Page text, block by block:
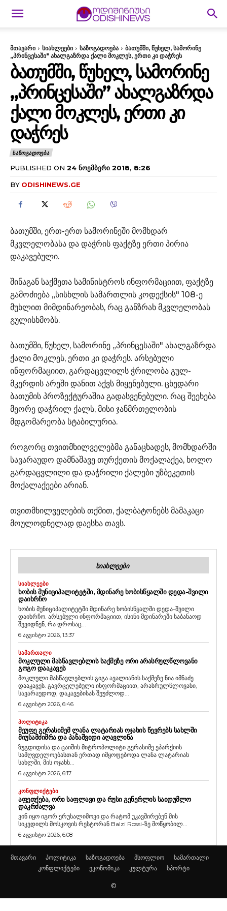
მთავარი სიახლეები საზოგადოება
ბათუმში, წუხელ, სამორინე
„პრინცესაში" ახალგაზრდა ქალი მოკლეს, ერთი კი დაჭრეს
ᲑᲐᲗᲣᲛᲨᲘ, ᲬᲣᲮᲔᲚ, ᲡᲐᲛᲝᲠᲘᲜᲔ
„ᲞᲠᲘᲜᲪᲔᲡᲐᲨᲘ” ᲐᲮᲐᲚᲒᲐᲖᲠᲓᲐ
ᲥᲐᲚᲘ ᲛᲝᲙᲚᲔᲡ, ᲔᲠᲗᲘ ᲙᲘ
ᲓᲐᲭᲠᲔᲡ
ᲡᲐᲖᲝᲒᲐᲓᲝᲔᲑᲐ
PUBLISHED ON 24 ᲜᲝᲔᲛᲑᲔᲠᲘ 2018, 8:26
BY ODISHINEWS.GE
ბათუმში, ერთ-ერთ სამორინეში მომხდარ
მკვლელობასა და დაჭრის ფაქტზე ერთი პირია
დაკავებული.
შინაგან საქმეთა სამინისტროს ინფორმაციით, ფაქტზე
გამოძიება „სისხლის სამართლის კოდექსის" 108-ე
მუხლით მიმდინარეობას, რაც განზრახ მკვლელობას
გულისხმობს.
ბათუმში, წუხელ, სამორინე „პრინცესაში" ახალგაზრდა
ქალი მოკლეს, ერთი კი დაჭრეს. არსებული
ინფორმაციით, გარდაცვლილს ჭრილობა გულ-
მკერდის არეში დანით აქვს მიყენებული. ცხედარი
ბათუმის პროზექტურაშია გადასვენებული. რაც შეეხება
მეორე დაჭრილ ქალს, მისი ჯანმრთელობის
მდგომარეობა სტაბილურია.
როგორც თვითმხილველებმა განაცხადეს, მომხდარში
სავარაუდო დამნაშავე თურქეთის მოქალაქეა, ხოლო
გარდაცვლილი და დაჭრილი ქალები უზბეკეთის
მოქალაქეები არიან.
თვითმხილველების თქმით, ქალბატონებს მამაკაცი
მოულოდნელად დაესხა თავს.
ᲡᲘᲐᲮᲚᲔᲔᲑᲘ
ᲡᲘᲐᲮᲚᲔᲔᲑᲘ
ᲮᲝᲑᲘᲡ ᲛᲣᲜᲘᲪᲘᲞᲐᲚᲘᲢᲔᲢᲨᲘ, ᲛᲓᲘᲜᲐᲠᲔ ᲮᲝᲑᲘᲡᲬᲧᲐᲚᲨᲘ ᲓᲔᲓᲐ-ᲨᲕᲘᲚᲘ
ᲓᲐᲘᲮᲠᲩᲝ
ხობის მუნიციპალიტეტში მდინარე ხობისწყალში დედა-შვილი
დაიხრჩო. არსებული ინფორმაციით, ისინი მდინარეში საბანაოდ
შევიდნენ, რა დროსაც...
6 აგვისტო 2026, 13:37
ᲡᲐᲛᲐᲠᲗᲐᲚᲘ
ᲛᲝᲙᲚᲣᲚᲘ ᲛᲐᲡᲬᲐᲕᲚᲔᲑᲚᲘᲡ ᲡᲐᲥᲛᲔᲖᲔ ᲝᲠᲘ ᲐᲠᲐᲡᲠᲣᲚᲬᲚᲝᲕᲐᲜᲘ
ᲒᲝᲒᲝ ᲓᲐᲐᲙᲐᲕᲔᲡ
მოკლული მასწავლებლის გიგა ავალიანის საქმეზე ნია იმნაძე
დააკავეს. გავრცელებული ინფორმაციით, არასრულწლოვანი,
სავარაუდოდ, დაკავებისას შეუძლოდ...
6 აგვისტო 2026, 6:46
ᲞᲝᲚᲘᲢᲘᲙᲐ
ᲛᲔᲣᲤᲔ ᲒᲔᲠᲐᲡᲘᲛᲔᲛ ᲚᲐᲜᲐ ᲚᲐᲢᲐᲠᲘᲐᲡ ᲝᲯᲐᲮᲘᲡ ᲬᲔᲕᲠᲔᲑᲡ ᲡᲐᲮᲚᲨᲘ
ᲛᲘᲣᲡᲐᲛᲫᲘᲛᲠᲐ ᲓᲐ ᲞᲐᲜᲐᲨᲕᲘᲓᲘ ᲐᲦᲐᲕᲚᲘᲜᲐ
ზუგდიდისა და ცაიშის მიტროპოლიტი გერასიმე ეპარქიის
სამღვდელოებასთან ერთად იმყოფებოდა ლანა ლატარიას
სახლში, მის ოჯახს...
6 აგვისტო 2026, 6:17
ᲙᲝᲜᲤᲚᲘᲥᲢᲔᲑᲘ
ᲐᲤᲔᲗᲥᲔᲑᲐ, ᲝᲠᲘ ᲡᲐᲤᲚᲐᲕᲘ ᲓᲐ ᲠᲣᲡᲘ ᲒᲔᲜᲔᲠᲚᲘᲡ ᲡᲐᲘᲓᲣᲛᲚᲝ
ᲓᲐᲙᲠᲫᲐᲚᲕᲐ
ვინ იყო იგორ ერუსალიმოვი და რატომ უკავშირებენ მის
სიკვდილს მოსკოვის რესტორან Balzi Rossi-ზე მოწყობილ...
6 აგვისტო 2026, 6:08
მთავარი პოლიტიკა საზოგადოება მსოფლიო
სამართალი
კონფლიქტები
ეკონომიკა კულტურა სპორტი
©